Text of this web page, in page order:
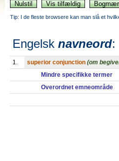
Tip: I de fleste browsere kan man slå et
Engelsk navneord:
1. superior conjunction (om
Mindre specifikke termer
Overordnet emneområde